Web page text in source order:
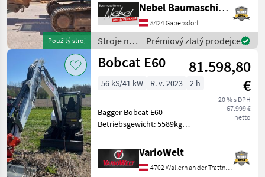
Použitý stroj
1Tieflöffel
1400mm.Eigengewicht:ca.26000Kg.Breite
2999mm.Laufwerk 90%.
Stroje na stavbu Pásový
báger
Nebel Baumaschinen
8424 Gabersdorf
Stroje na
stavbu /
Kobelco
Prémiový zlatý prodejce
Bobcat E60
81.598,80
€
20 % s DPH
67.999 €
netto
56 kS/41 kW R. v. 2023 2 h
Bagger Bobcat E60
Betriebsgewicht: 5589kg
Zusatzhydraulikablass
270bar Reißkraft, Löffel: 47
841 N Wir freuen uns auf
VarioWelt
4702 Wallern an der Trattnach